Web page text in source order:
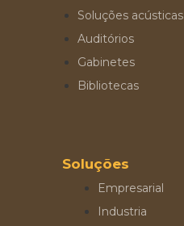
Soluções acústicas
Auditórios
Gabinetes
Bibliotecas
Soluções
Empresarial
Industria